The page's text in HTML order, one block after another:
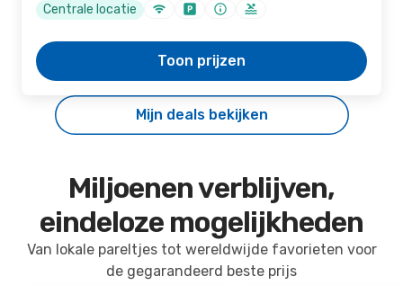
Centrale locatie
Toon prijzen
Mijn deals bekijken
Miljoenen verblijven,
eindeloze mogelijkheden
Van lokale pareltjes tot wereldwijde favorieten voor
de gegarandeerd beste prijs